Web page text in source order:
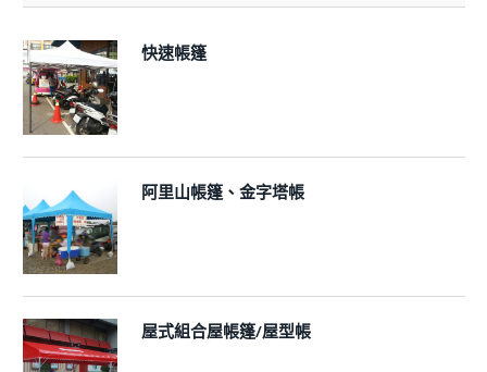
快速帳篷
阿里山帳篷、金字塔帳
屋式組合屋帳篷/屋型帳